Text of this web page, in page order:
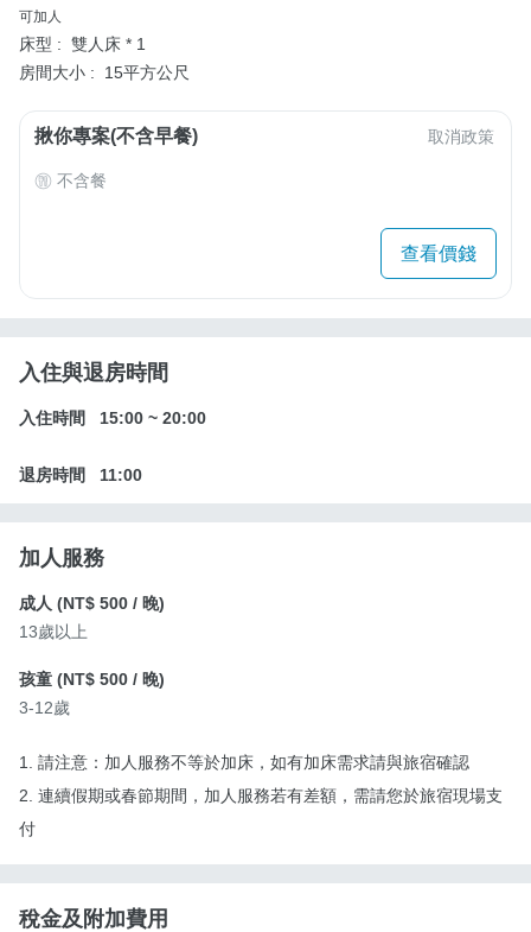
可加人
床型 : 雙人床 * 1
房間大小 :
15平方公尺
揪你專案(不含早餐) 取消政策
不含餐
查看價錢
入住與退房時間
入住時間 15:00 ~ 20:00
退房時間 11:00
加人服務
成人 (NT$ 500 / 晚)
13歲以上
孩童 (NT$ 500 / 晚)
3-12歲
1. 請注意：加人服務不等於加床，如有加床需求請與旅宿確認
2. 連續假期或春節期間，加人服務若有差額，需請您於旅宿現場支
付
稅金及附加費用